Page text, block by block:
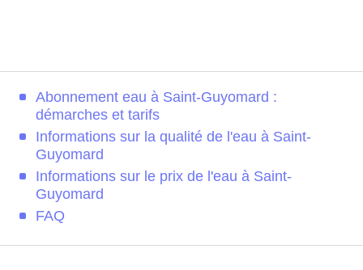
Abonnement eau à Saint-Guyomard :
démarches et tarifs
Informations sur la qualité de l'eau à Saint-
Guyomard
Informations sur le prix de l'eau à Saint-
Guyomard
FAQ